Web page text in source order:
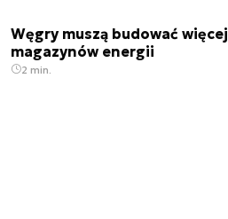
Węgry muszą budować więcej
magazynów energii
2 min.